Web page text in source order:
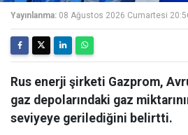
Yayınlanma: 08 Ağustos 2026 Cumartesi
Rus enerji şirketi Gazprom,
gaz depolarındaki gaz
seviyeye gerilediğini belirtti.